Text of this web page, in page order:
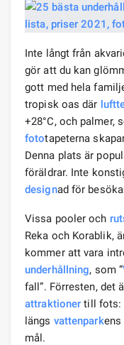
Inte långt från
gör att du kan
gott med hela
tropisk oas där
+28°C, och palmer,
fototapeterna
Denna plats är
föräldrar. Inte
designad för
Vissa pooler och
Reka och Korablik,
kommer att vara
underhållning, som ”
fall”. Förresten, det
attraktioner till fots:
längs vattenparkens
mål.